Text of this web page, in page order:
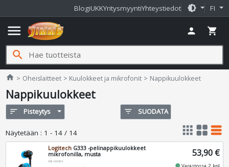
BlogiUKKYritysmyyntiYhteystiedot brightness_medium FI
menu person shopping_cart
search
home Jimms.fi
Oheislaitteet Kuulokkeet ja mikrofonit Nappikuulokkeet
Nappikuulokkeet
sort Pisteytys filter_list SUODATA
Näytetään : 1 - 14 / 14 apps grid_view table_rows
Logitech G333 -pelinappikuulokkeet
mikrofonilla, musta
981-000924
53,90 €